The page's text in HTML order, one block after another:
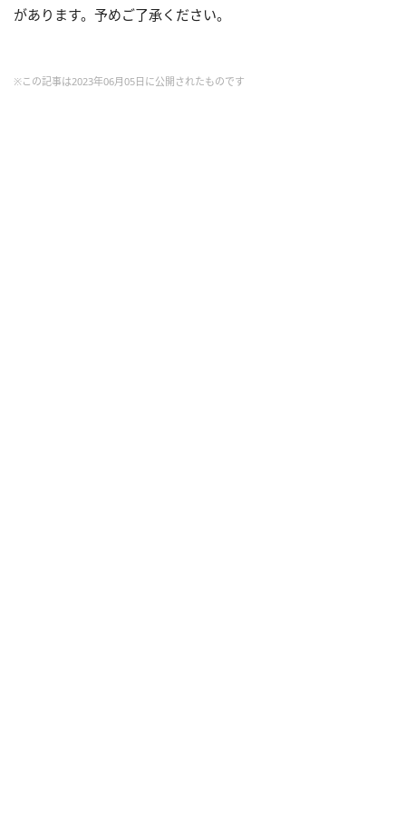
があります。予めご了承ください。
※この記事は2023年06月05日に公開されたものです